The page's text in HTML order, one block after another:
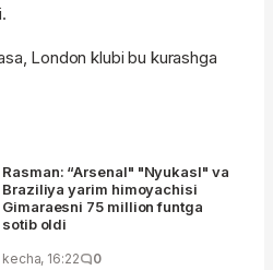
London klubi bu kurashga
Rasman: “Arsenal" "Nyukasl" va
Braziliya yarim himoyachisi
Gimaraesni 75 million funtga
sotib oldi
kecha, 16:22 0